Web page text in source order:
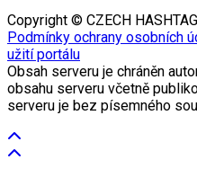
Copyright © CZECH
Podmínky ochrany osobních
užití portálu
Obsah serveru je chráněn
obsahu serveru včetně
serveru je bez písemného